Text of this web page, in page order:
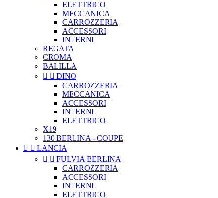
ELETTRICO
MECCANICA
CARROZZERIA
ACCESSORI
INTERNI
REGATA
CROMA
BALILLA
  DINO
CARROZZERIA
MECCANICA
ACCESSORI
INTERNI
ELETTRICO
X19
130 BERLINA - COUPE
  LANCIA
  FULVIA BERLINA
CARROZZERIA
ACCESSORI
INTERNI
ELETTRICO